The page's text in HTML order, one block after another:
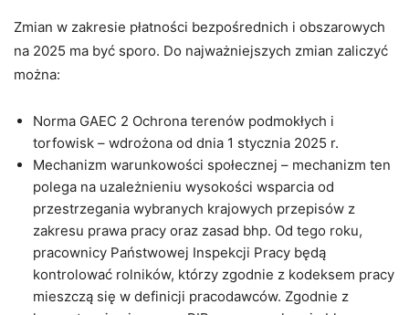
Zmian w zakresie płatności bezpośrednich i obszarowych
na 2025 ma być sporo. Do najważniejszych zmian zaliczyć
można:
Norma GAEC 2 Ochrona terenów podmokłych i
torfowisk – wdrożona od dnia 1 stycznia 2025 r.
Mechanizm warunkowości społecznej – mechanizm ten
polega na uzależnieniu wysokości wsparcia od
przestrzegania wybranych krajowych przepisów z
zakresu prawa pracy oraz zasad bhp. Od tego roku,
pracownicy Państwowej Inspekcji Pracy będą
kontrolować rolników, którzy zgodnie z kodeksem pracy
mieszczą się w definicji pracodawców. Zgodnie z